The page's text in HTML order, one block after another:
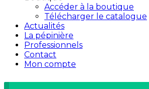
Accéder à la boutique
Télécharger le catalogue
Actualités
La pépinière
Professionnels
Contact
Mon compte